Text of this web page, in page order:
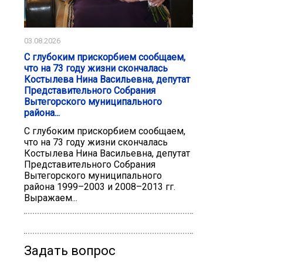
03.08.2026
С глубоким прискорбием сообщаем,
что на 73 году жизни скончалась
Костылева Нина Васильевна, депутат
Представительного Собрания
Вытегорского муниципального
района...
С глубоким прискорбием сообщаем,
что на 73 году жизни скончалась
Костылева Нина Васильевна, депутат
Представительного Собрания
Вытегорского муниципального
района 1999–2003 и 2008–2013 гг.
Выражаем...
Задать вопрос